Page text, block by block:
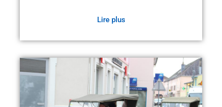
Lire plus